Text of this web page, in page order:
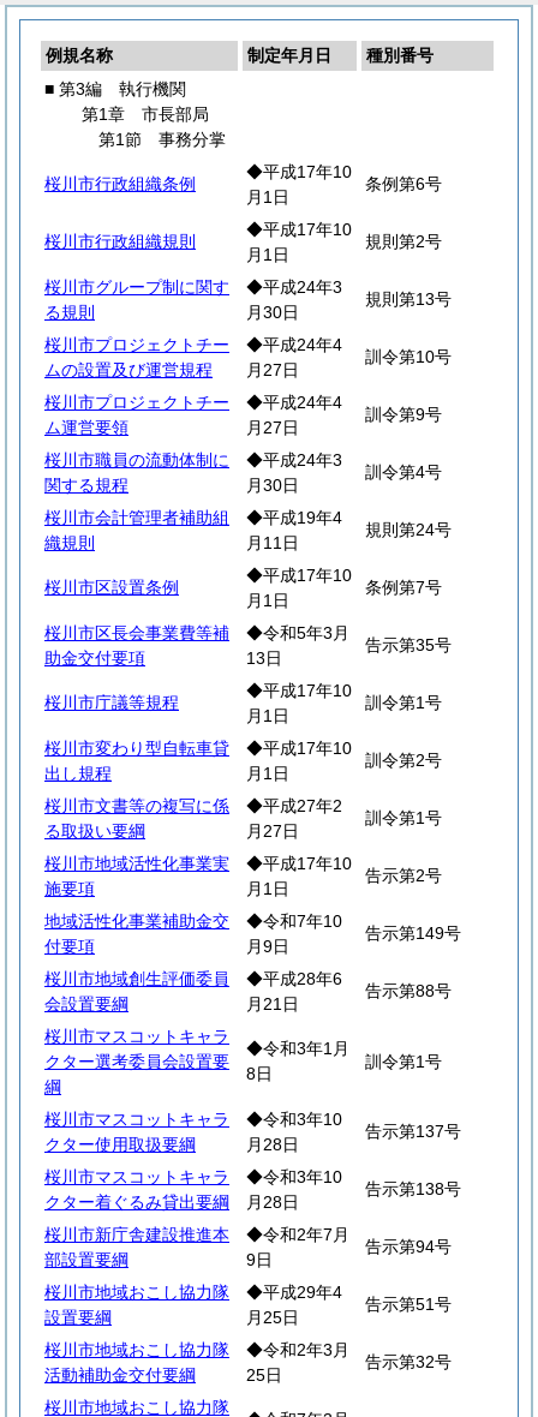
例規名称 制定年月日
種別番号
■ 第3編 執行機関
第1章 市長部局
第1節 事務分掌
桜川市行政組織条例
◆平成17年10
月1日
条例第6号
桜川市行政組織規則
◆平成17年10
月1日
規則第2号
桜川市グループ制に関す
る規則
◆平成24年3
月30日
規則第13号
桜川市プロジェクトチー
ムの設置及び運営規程
◆平成24年4
月27日
訓令第10号
桜川市プロジェクトチー
ム運営要領
◆平成24年4
月27日
訓令第9号
桜川市職員の流動体制に
関する規程
◆平成24年3
月30日
訓令第4号
桜川市会計管理者補助組
織規則
◆平成19年4
月11日
規則第24号
桜川市区設置条例
◆平成17年10
月1日
条例第7号
桜川市区長会事業費等補
助金交付要項
◆令和5年3月
13日
告示第35号
桜川市庁議等規程
◆平成17年10
月1日
訓令第1号
桜川市変わり型自転車貸
出し規程
◆平成17年10
月1日
訓令第2号
桜川市文書等の複写に係
る取扱い要綱
◆平成27年2
月27日
訓令第1号
桜川市地域活性化事業実
施要項
◆平成17年10
月1日
告示第2号
地域活性化事業補助金交
付要項
◆令和7年10
月9日
告示第149号
桜川市地域創生評価委員
会設置要綱
◆平成28年6
月21日
告示第88号
桜川市マスコットキャラ
クター選考委員会設置要
綱
◆令和3年1月
8日
訓令第1号
桜川市マスコットキャラ
クター使用取扱要綱
◆令和3年10
月28日
告示第137号
桜川市マスコットキャラ
クター着ぐるみ貸出要綱
◆令和3年10
月28日
告示第138号
桜川市新庁舎建設推進本
部設置要綱
◆令和2年7月
9日
告示第94号
桜川市地域おこし協力隊
設置要綱
◆平成29年4
月25日
告示第51号
桜川市地域おこし協力隊
活動補助金交付要綱
◆令和2年3月
25日
告示第32号
桜川市地域おこし協力隊